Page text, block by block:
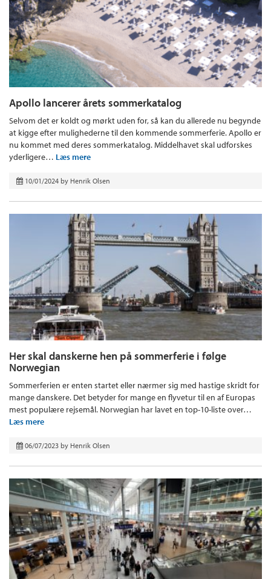
Apollo lancerer årets sommerkatalog
Selvom det er koldt og mørkt uden for, så kan du allerede nu begynde
at kigge efter mulighederne til den kommende sommerferie. Apollo er
nu kommet med deres sommerkatalog. Middelhavet skal udforskes
yderligere… Læs mere
10/01/2024 by Henrik Olsen
Her skal danskerne hen på sommerferie i følge
Norwegian
Sommerferien er enten startet eller nærmer sig med hastige skridt for
mange danskere. Det betyder for mange en flyvetur til en af Europas
mest populære rejsemål. Norwegian har lavet en top-10-liste over…
Læs mere
06/07/2023 by Henrik Olsen